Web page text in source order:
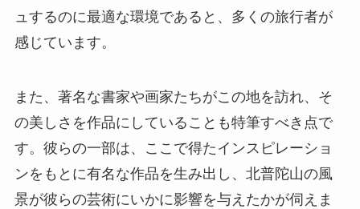
ュするのに最適な環境であると、多くの旅行者が
感じています。
また、著名な書家や画家たちがこの地を訪れ、そ
の美しさを作品にしていることも特筆すべき点で
す。彼らの一部は、ここで得たインスピレーショ
ンをもとに有名な作品を生み出し、北普陀山の風
景が彼らの芸術にいかに影響を与えたかが伺えま